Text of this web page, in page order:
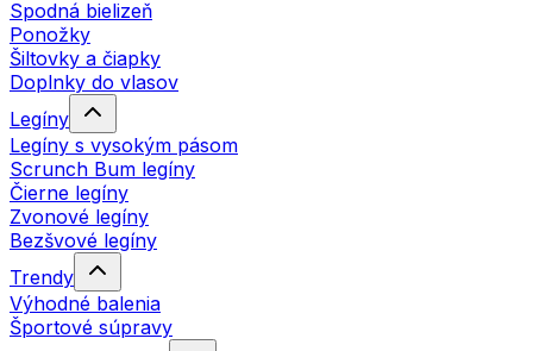
Spodná bielizeň
Ponožky
Šiltovky a čiapky
Doplnky do vlasov
Legíny
Legíny s vysokým pásom
Scrunch Bum legíny
Čierne legíny
Zvonové legíny
Bezšvové legíny
Trendy
Výhodné balenia
Športové súpravy